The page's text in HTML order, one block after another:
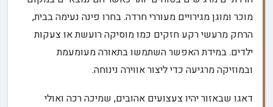
מוכר ומוגן מגירויים מעוררי חרדה. בחרו פינה נעימה בבית,
הרחק מרעשי רקע חזקים כמו מוסיקה רועשת או צעקות
ילדים. במידת האפשר השתמשו בתאורה מעומעמת
ובמוזיקה מרגיעה כדי ליצור אווירה נינוחה.
דאגו שבאזור יהיו צעצועים אהובים, שמיכה רכה ואולי